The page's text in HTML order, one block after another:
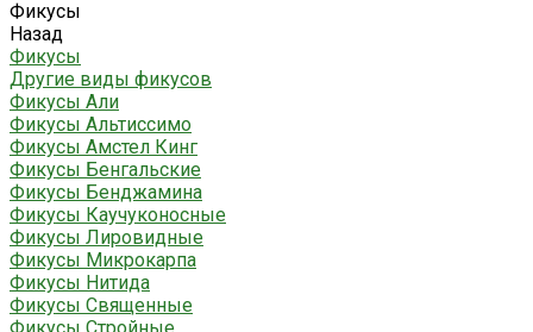
Фикусы
Назад
Фикусы
Другие виды фикусов
Фикусы Али
Фикусы Альтиссимо
Фикусы Амстел Кинг
Фикусы Бенгальские
Фикусы Бенджамина
Фикусы Каучуконосные
Фикусы Лировидные
Фикусы Микрокарпа
Фикусы Нитида
Фикусы Священные